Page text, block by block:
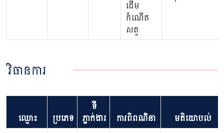
ដើម
កំណើត
សត្វ
វិធានការ
ឈ្មោះ ប្រភេទ
ទី
ភ្នាក់ងារ
ការពិពណ៌នា មតិយោបល់